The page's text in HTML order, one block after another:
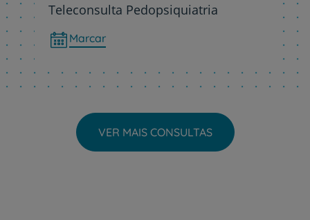
Teleconsulta Pedopsiquiatria
Marcar
VER MAIS CONSULTAS